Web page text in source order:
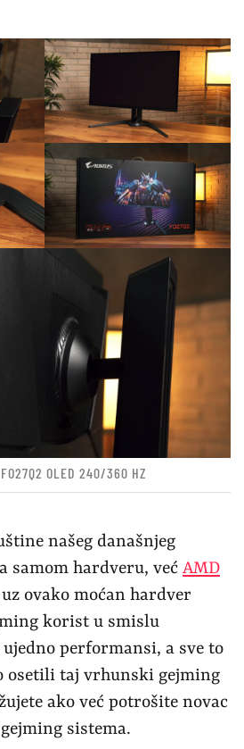
FO27Q2 OLED 240/360 HZ
našeg današnjeg
samom hardveru, već AMD
ovako moćan hardver
korist u smislu
performansi, a sve to
osetili taj vrhunski gejming
ako već potrošite novac
sistema.